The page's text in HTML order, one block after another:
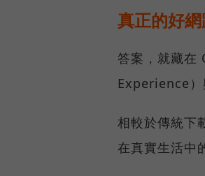
真正的好
答案，就藏
Experience
相較於傳統下
在真實生活中